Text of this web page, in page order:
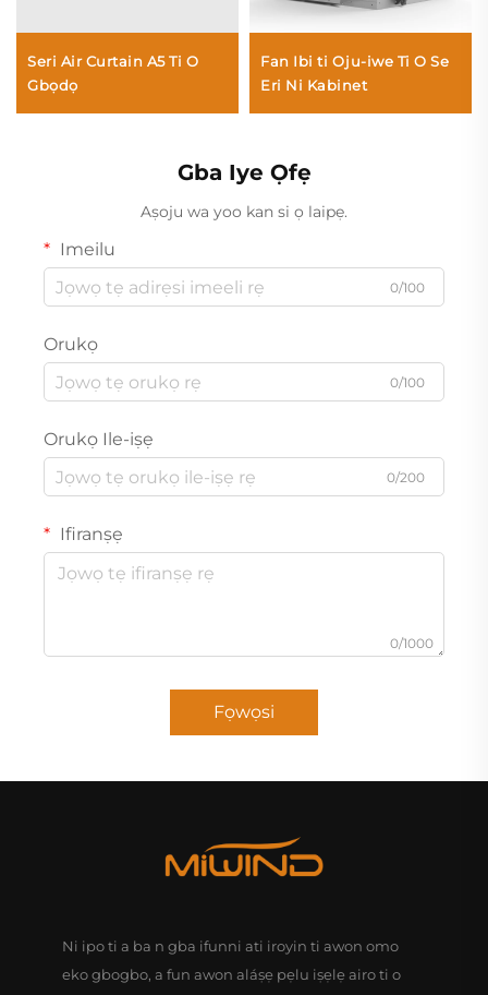
Seri Air Curtain A5 Ti O
Gbọdọ
Fan Ibi ti Oju-iwe Ti O Se
Eri Ni Kabinet
Gba Iye Ọfẹ
Aṣoju wa yoo kan si ọ laipẹ.
Imeilu
0/100
Orukọ
0/100
Orukọ Ile-iṣẹ
0/200
Ifiranṣẹ
0/1000
Fọwọsi
Ni ipo ti a ba n gba ifunni ati iroyin ti awon omo
eko gbogbo, a fun awon aláṣẹ pẹlu iṣẹlẹ airo ti o